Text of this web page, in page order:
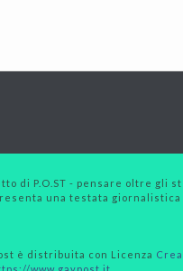
di P.O.ST - pensare oltre gli
una testata
è distribuita con Licenza